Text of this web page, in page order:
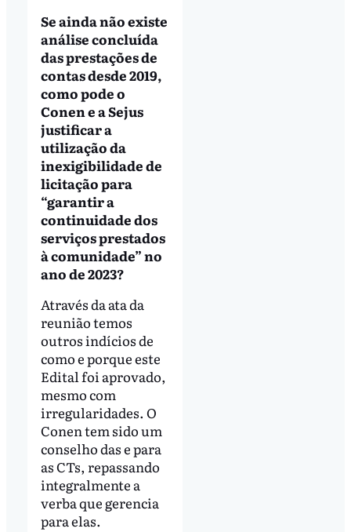
Se ainda não existe
análise concluída
das prestações de
contas desde 2019,
como pode o
Conen e a Sejus
justificar a
utilização da
inexigibilidade de
licitação para
“garantir a
continuidade dos
serviços prestados
à comunidade” no
ano de 2023?
Através da ata da
reunião temos
outros indícios de
como e porque este
Edital foi aprovado,
mesmo com
irregularidades. O
Conen tem sido um
conselho das e para
as CTs, repassando
integralmente a
verba que gerencia
para elas.